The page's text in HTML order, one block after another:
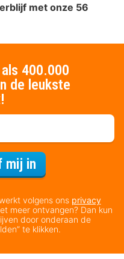
met onze 56
400.000
de leukste
mij in
volgens ons privacy
meer ontvangen? Dan kun
door onderaan de
te klikken.